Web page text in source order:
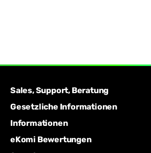
Sales, Support, Beratung
Gesetzliche Informationen
Informationen
eKomi Bewertungen